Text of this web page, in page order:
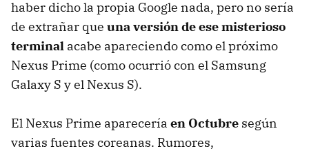
haber dicho la propia Google nada, pero no sería
de extrañar que una versión de ese misterioso
terminal acabe apareciendo como el próximo
Nexus Prime (como ocurrió con el Samsung
Galaxy S y el Nexus S).
El Nexus Prime aparecería en Octubre según
varias fuentes coreanas. Rumores,